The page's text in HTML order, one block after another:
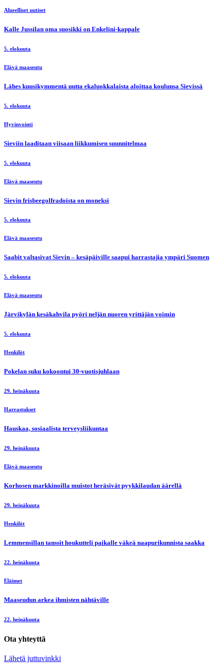
Alueelliset uutiset
Kalle Jussilan oma suosikki on Enkelini-kappale
5. elokuuta
Elävä maaseutu
Lähes kuusikymmentä uutta ekaluokkalaista aloittaa koulunsa Sievissä
5. elokuuta
Hyvinvointi
Sieviin laaditaan viisaan liikkumisen suunnitelmaa
5. elokuuta
Elävä maaseutu
Sievin frisbeegolfradoista on moneksi
5. elokuuta
Elävä maaseutu
Saabit valtasivat Sievin – kesäpäiville saapui harrastajia ympäri Suomen
5. elokuuta
Elävä maaseutu
Järvikylän kesäkahvila pyöri neljän nuoren yrittäjän voimin
5. elokuuta
Henkilöt
Pokelan suku kokoontui 30-vuotisjuhlaan
29. heinäkuuta
Harrastukset
Hauskaa, sosiaalista terveysliikuntaa
29. heinäkuuta
Elävä maaseutu
Korhosen markkinoilla muistot heräsivät pyykkilaudan äärellä
29. heinäkuuta
Henkilöt
Lemmensillan tanssit houkutteli paikalle väkeä naapurikunnista saakka
22. heinäkuuta
Eläimet
Maaseudun arkea ihmisten nähtäville
22. heinäkuuta
Ota yhteyttä
Lähetä juttuvinkki